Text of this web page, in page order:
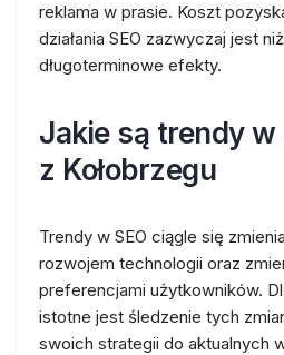
reklama w prasie. Koszt
działania SEO zazwyczaj jest
długoterminowe efekty.
Jakie są trendy w
z Kołobrzegu
Trendy w SEO ciągle się
rozwojem technologii oraz
preferencjami użytkowników.
istotne jest śledzenie tych
swoich strategii do aktualnych